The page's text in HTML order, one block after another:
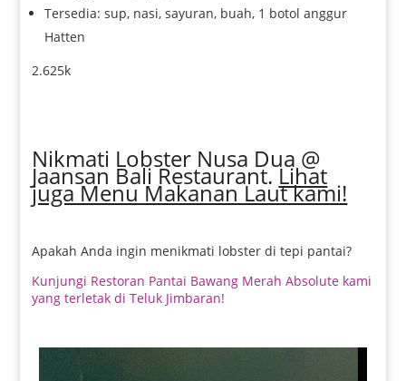
Tersedia: sup, nasi, sayuran, buah, 1 botol anggur
Hatten
2.625k
Nikmati Lobster Nusa Dua @
Jaansan Bali Restaurant.Lihat
juga Menu Makanan Laut kami!
Apakah Anda ingin menikmati lobster di tepi pantai?
Kunjungi Restoran Pantai Bawang Merah Absolute kami
yang terletak di Teluk Jimbaran!